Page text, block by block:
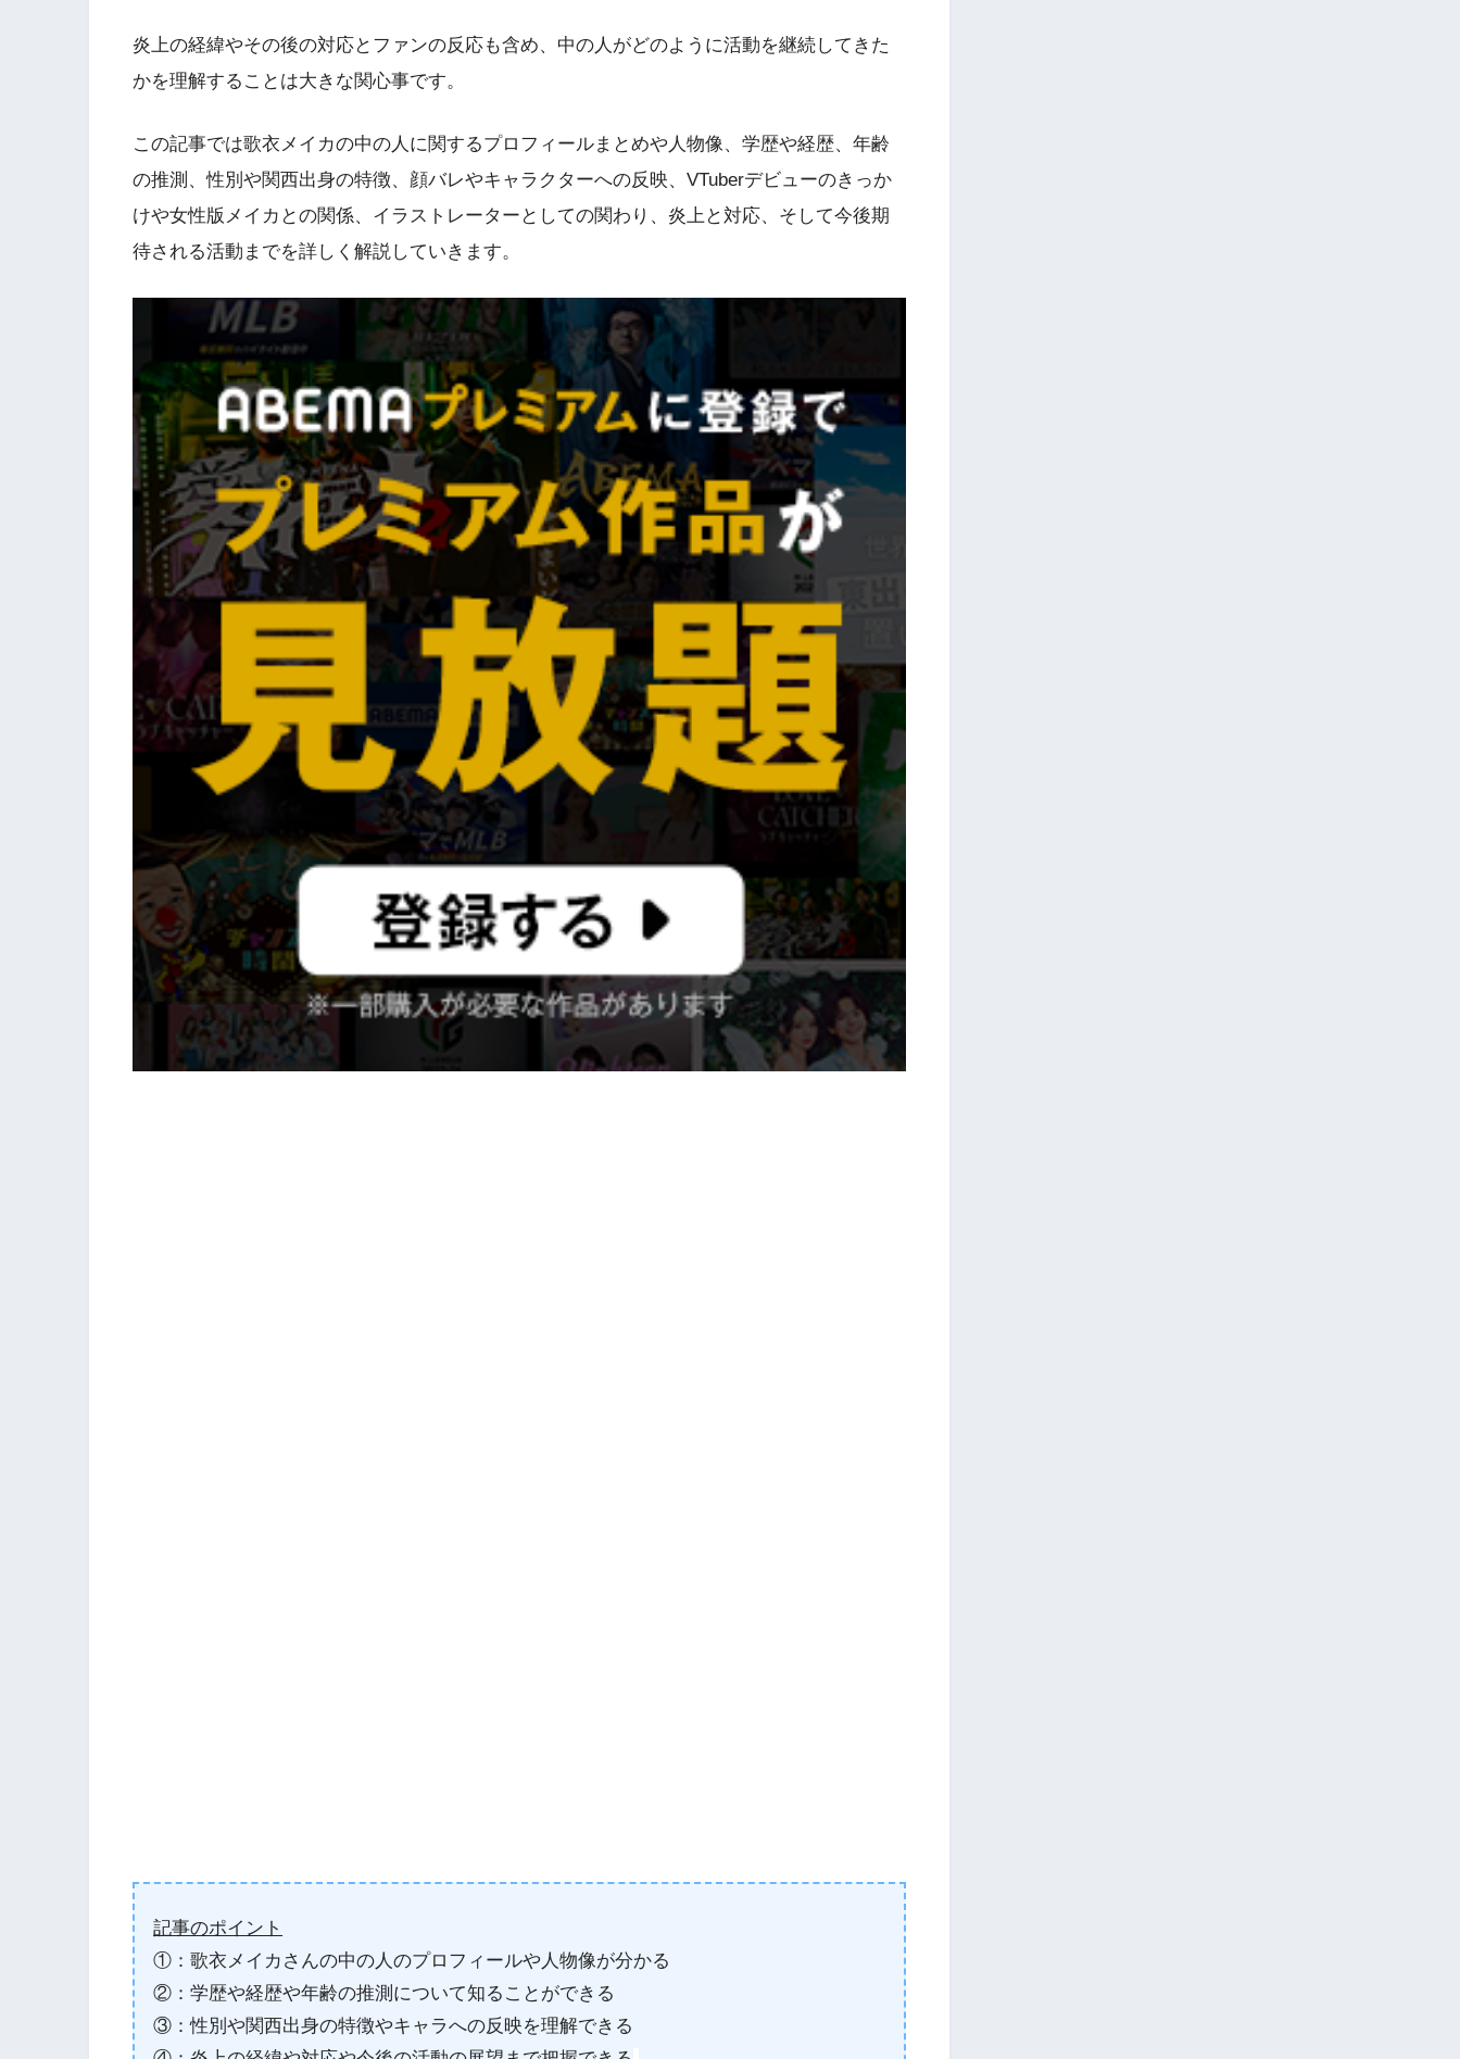
炎上の経緯やその後の対応とファンの反応も含め、中の人がどのように活動を継続してきた
かを理解することは大きな関心事です。
この記事では歌衣メイカの中の人に関するプロフィールまとめや人物像、学歴や経歴、年齢
の推測、性別や関西出身の特徴、顔バレやキャラクターへの反映、VTuberデビューのきっか
けや女性版メイカとの関係、イラストレーターとしての関わり、炎上と対応、そして今後期
待される活動までを詳しく解説していきます。
記事のポイント
①：歌衣メイカさんの中の人のプロフィールや人物像が分かる
②：学歴や経歴や年齢の推測について知ることができる
③：性別や関西出身の特徴やキャラへの反映を理解できる